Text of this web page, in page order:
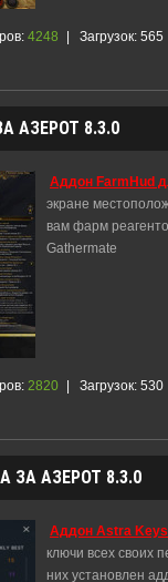
4248 | Загрузок: 565
АЗЕРОТ 8.3.0
Аддон FarmHud
экране
вам фарм
Gathermate
2820 | Загрузок: 530
ЗА АЗЕРОТ 8.3.0
Аддон Astra Keys
ключи всех своих
них установлен